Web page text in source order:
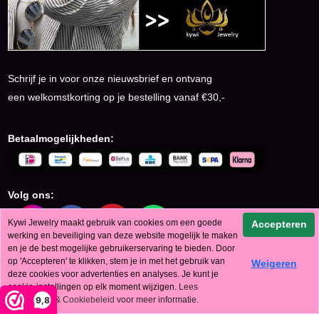
9,8
Schrijf je in voor onze nieuwsbrief en ontvang
een welkomstkorting op je bestelling vanaf €30,-
Betaalmogelijkheden:
Volg ons:
© KyWi Jewelry 2024
Powered by
Kywi Jewelry maakt gebruik van cookies om een goede
werking en beveiliging van deze website mogelijk te maken
en je de best mogelijke gebruikerservaring te bieden. Door
op 'Accepteren' te klikken, stem je in met het gebruik van
deze cookies voor advertenties en analyses. Je kunt je
cookie-instellingen op elk moment wijzigen. Lees
ons Privacy & Cookiebeleid voor meer informatie.
Accepteren
Weigeren